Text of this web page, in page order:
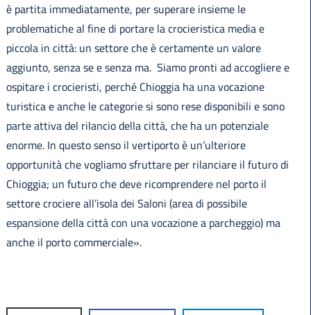
è partita immediatamente, per superare insieme le
problematiche al fine di portare la crocieristica media e
piccola in città: un settore che è certamente un valore
aggiunto, senza se e senza ma. Siamo pronti ad accogliere e
ospitare i crocieristi, perché Chioggia ha una vocazione
turistica e anche le categorie si sono rese disponibili e sono
parte attiva del rilancio della città, che ha un potenziale
enorme. In questo senso il vertiporto è un’ulteriore
opportunità che vogliamo sfruttare per rilanciare il futuro di
Chioggia; un futuro che deve ricomprendere nel porto il
settore crociere all’isola dei Saloni (area di possibile
espansione della città con una vocazione a parcheggio) ma
anche il porto commerciale».